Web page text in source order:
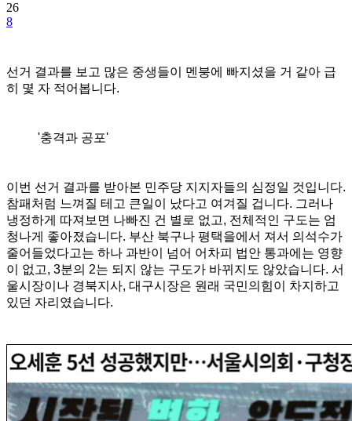
26
8
선거 결과를 보고 많은 중생들이 멘붕에 빠지셨을 거 같아 급
히 몇 자 적어봅니다.
'충격과 공포'
이번 선거 결과를 받아본 민주당 지지자들의 심정일 것입니다.
참패처럼 느껴질 테고 큰일이 났다고 여겨질 겁니다. 그러나
냉정하게 따져보면 나빠진 건 별로 없고, 전체적인 구도는 엄
청나게 좋아졌습니다. 부산 북구나 평택을에서 져서 의석수가
줄어들었다고는 하나 과반이 넘어 어차피 법안 통과에는 영향
이 없고, 3분의 2는 되지 않는 구도가 바뀌지도 않았습니다. 서
울시장이나 경북지사, 대구시장은 원래 국민의힘이 차지하고
있던 자리였습니다.